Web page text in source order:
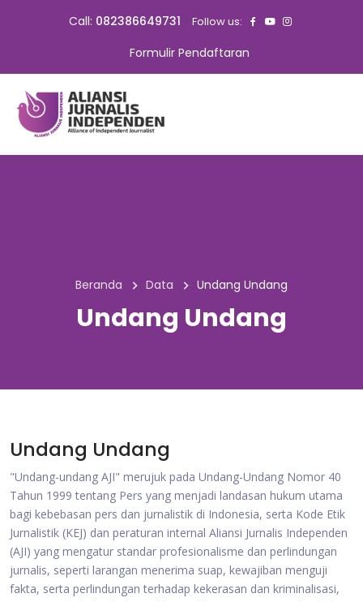
Call: 082386649731 Follow us:
Formulir Pendaftaran
Beranda Data Undang Undang
Undang Undang
Undang Undang
"Undang-undang AJI" merujuk pada Undang-Undang Nomor 40
Tahun 1999 tentang Pers yang menjadi landasan hukum utama
bagi kebebasan pers dan jurnalistik di Indonesia, serta Kode Etik
Jurnalistik (KEJ) dan peraturan internal Aliansi Jurnalis Independen
(AJI) yang mengatur standar profesionalisme dan perlindungan
jurnalis, seperti larangan menerima suap, kewajiban menguji
fakta, serta perlindungan terhadap kekerasan dan kriminalisasi,